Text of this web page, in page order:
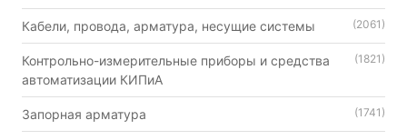
Кабели, провода, арматура, несущие системы (2061)
Контрольно-измерительные приборы и средства
автоматизации КИПиА
(1821)
Запорная арматура (1741)